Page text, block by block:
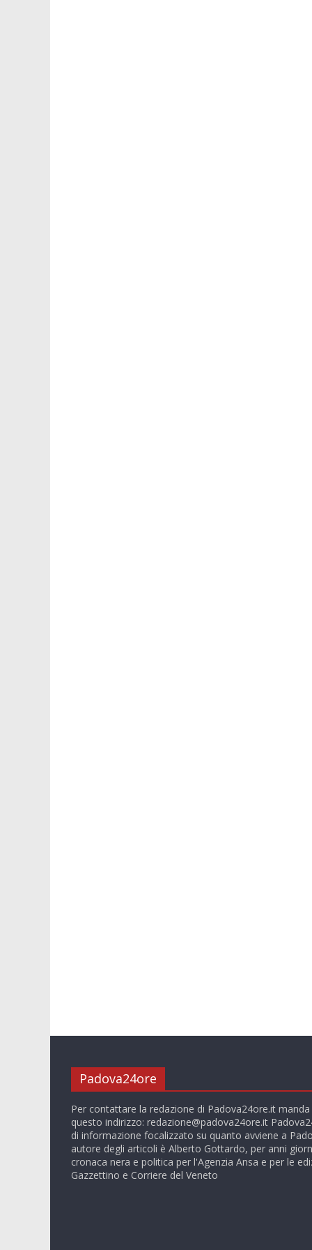
Padova24ore
Per contattare la redazione di Padova24ore.it
questo indirizzo: redazione@padova24ore.it
di informazione focalizzato su quanto avviene a
autore degli articoli è Alberto Gottardo, per anni
cronaca nera e politica per l'Agenzia Ansa e per le
Gazzettino e Corriere del Veneto